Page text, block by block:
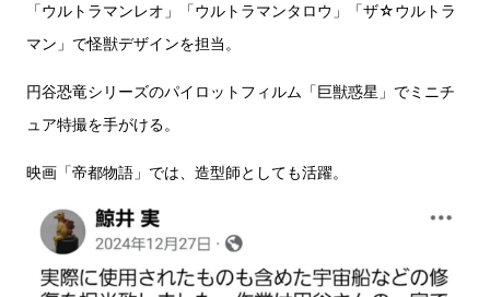
「ウルトラマンレオ」「ウルトラマンタロウ」「ザ☆ウルトラ
マン」で怪獣デザインを担当。
円谷恐竜シリーズのパイロットフィルム「巨獣惑星」でミニチ
ュア特撮を手がける。
映画「帝都物語」では、造型師としても活躍。